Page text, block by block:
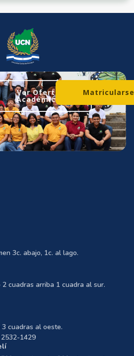
Ver Oferta
Académica
3c. abajo, 1c. al lago.
cuadras arriba 1 cuadra al sur.
cuadras al oeste.
1429